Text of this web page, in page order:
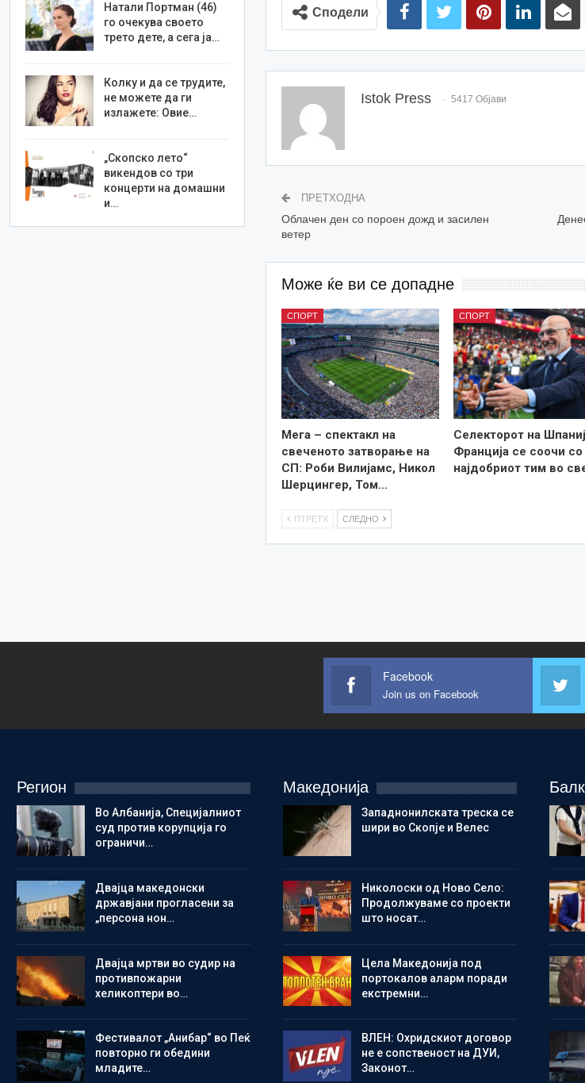
Сподели
Istok Press 5417 Објави
ПРЕТХОДНА
Облачен ден со пороен дожд и засилен
ветер
Може ќе ви се допадне
СПОРТ
Мега – спектакл на
свеченото затворање на
СП: Роби Вилијамс, Никол
Шерцингер, Том…
СПОРТ
Селекторот на
Франција се соочи со
најдобриот тим во
ПТРЕТХ СЛЕДНО
Натали Портман (46)
го очекува своето
трето дете, а сега ја…
Колку и да се трудите,
не можете да ги
излажете: Овие…
„Скопско лето“
викендов со три
концерти на домашни
и…
Facebook
Join us on Facebook
Регион
Во Албанија, Специјалниот
суд против корупција го
ограничи…
Двајца македонски
државјани прогласени за
„персона нон…
Двајца мртви во судир на
противпожарни
хеликоптери во…
Фестивалот „Анибар“ во Пеќ
повторно ги обедини
младите…
Македонија
Западнонилската треска се
шири во Скопје и Велес
Николоски од Ново Село:
Продолжуваме со проекти
што носат…
Цела Македонија под
портокалов аларм поради
екстремни…
ВЛЕН: Охридскиот договор
не е сопственост на ДУИ,
Законот…